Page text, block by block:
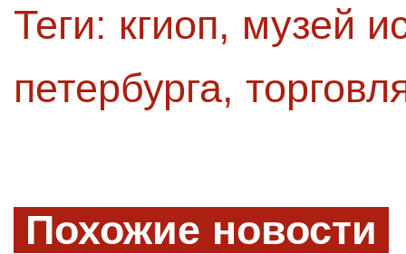
Теги: кгиоп, музей
петербурга,
Похожие новости